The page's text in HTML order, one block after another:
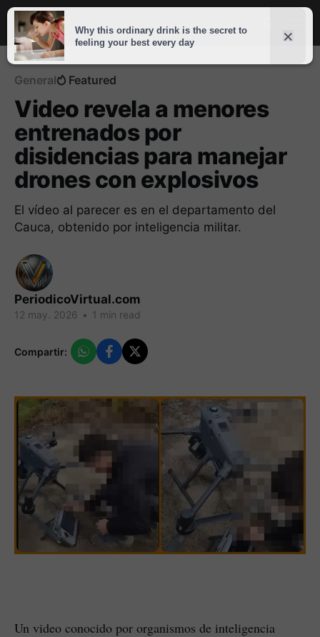
General Featured
Video revela a menores
entrenados por
disidencias para manejar
drones con explosivos
El vídeo al parecer es en el departamento del
Cauca, obtenido por inteligencia militar.
PeriodicoVirtual.com
12 may. 2026 • 1 min read
Compartir:
Un video conocido por organismos de inteligencia